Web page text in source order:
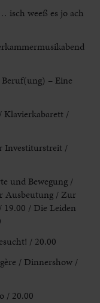
isch weeß es jo ach
Beruf(ung) – Eine
Klavierkabarett /
Investiturstreit /
und Bewegung /
Ausbeutung / Zur
/ Die Leiden
/ 20.00
/ Dinnershow /
/ 20.00